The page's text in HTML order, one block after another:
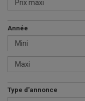
Année
Type d'annonce